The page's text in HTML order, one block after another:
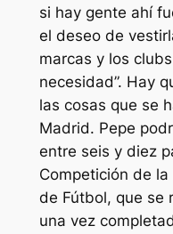
si hay gente ahí
el deseo de
marcas y los
necesidad”. Hay
las cosas que se
Madrid. Pepe
entre seis y diez
Competición de la
de Fútbol, que se
una vez